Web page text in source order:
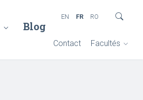
Blog
Contact Facultés
EN FR RO